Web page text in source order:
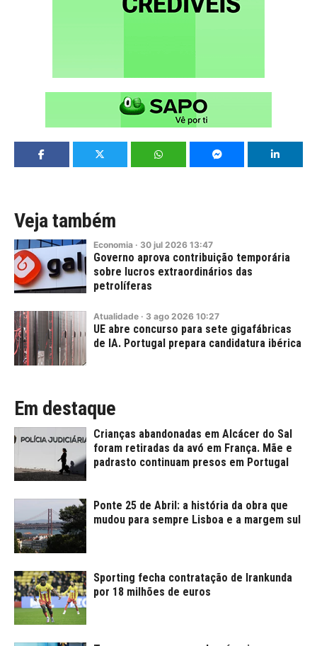
Veja também
Economia · 30 jul 2026 13:47
Governo aprova contribuição temporária
sobre lucros extraordinários das
petrolíferas
Atualidade · 3 ago 2026 10:27
UE abre concurso para sete gigafábricas
de IA. Portugal prepara candidatura ibérica
Em destaque
Crianças abandonadas em Alcácer do Sal
foram retiradas da avó em França. Mãe e
padrasto continuam presos em Portugal
Ponte 25 de Abril: a história da obra que
mudou para sempre Lisboa e a margem sul
Sporting fecha contratação de Irankunda
por 18 milhões de euros